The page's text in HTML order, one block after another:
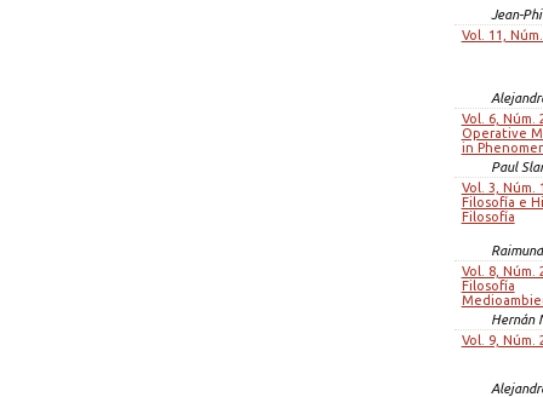
Jean-
Vol. 11,
Vol. 6, Núm.
Operative
in
Paul
Vol. 3, Núm.
Filosofía e
Filosofía
Vol. 8, Núm.
Filosofía
Hernán
Vol. 9, Núm.